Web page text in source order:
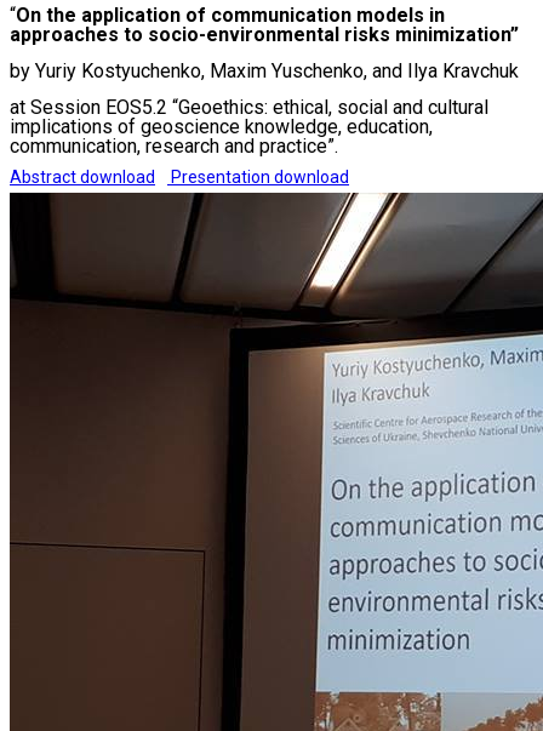
“On the application of communication models in
approaches to socio-environmental risks minimization”
by Yuriy Kostyuchenko, Maxim Yuschenko, and Ilya Kravchuk
at Session EOS5.2 “Geoethics: ethical, social and cultural
implications of geoscience knowledge, education,
communication, research and practice”.
Abstract download Presentation download